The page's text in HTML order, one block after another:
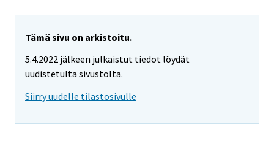
Tämä sivu on arkistoitu.
5.4.2022 jälkeen julkaistut tiedot löydät
uudistetulta sivustolta.
Siirry uudelle tilastosivulle